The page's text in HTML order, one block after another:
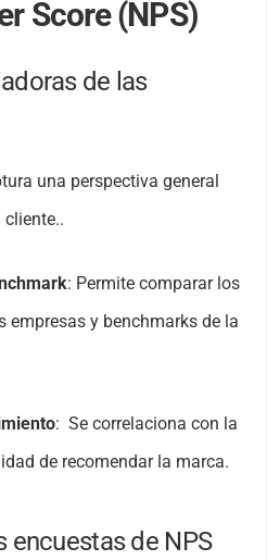
Score (NPS)
de las
una perspectiva general
: Permite comparar los
empresas y benchmarks de la
: Se correlaciona con la
de recomendar la marca.
encuestas de NPS